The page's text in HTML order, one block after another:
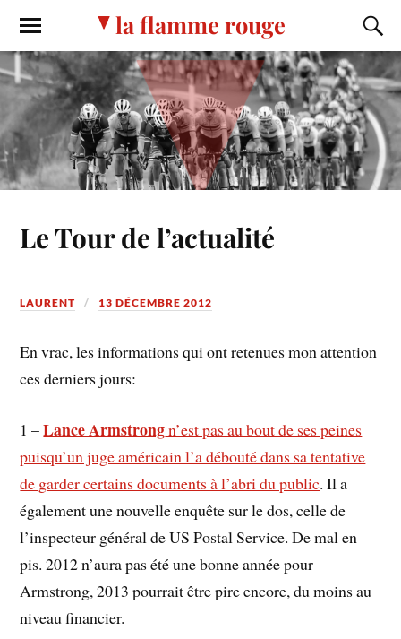
la flamme rouge
Le Tour de l’actualité
LAURENT 13 DÉCEMBRE 2012
En vrac, les informations qui ont retenues mon attention
ces derniers jours:
1 –Lance Armstrongn’est pas au bout de ses peines
puisqu’un juge américain l’a débouté dans sa tentative
de garder certains documents à l’abri du public. Il a
également une nouvelle enquête sur le dos, celle de
l’inspecteur général de US Postal Service. De mal en
pis. 2012 n’aura pas été une bonne année pour
Armstrong, 2013 pourrait être pire encore, du moins au
niveau financier.